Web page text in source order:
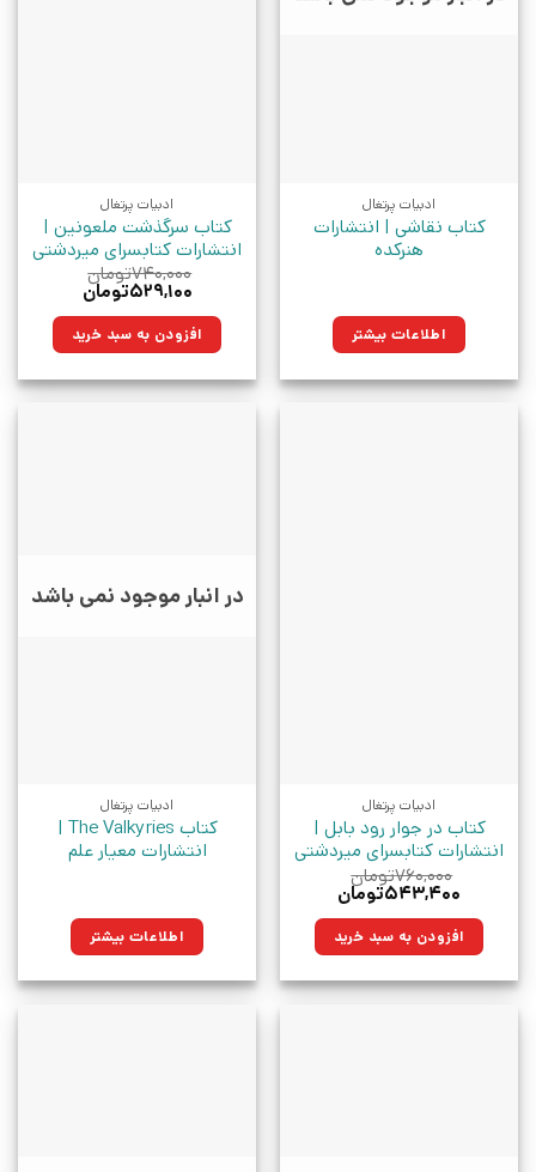
ادبیات پرتغال
کتاب نقاشی | انتشارات
هنرکده
اطلاعات بیشتر
ادبیات پرتغال
کتاب سرگذشت ملعونین |
انتشارات کتابسرای میردشتی
۷۴۰,۰۰۰تومان
قیمت
۷۴۰,۰۰۰تومان
بود.
۵۲۹,۱۰۰تومان
۵۲۹,۱۰۰تومان.افزودن به سبد خرید
ادبیات پرتغال
کتاب در جوار رود بابل |
انتشارات کتابسرای میردشتی
۷۶۰,۰۰۰تومان
قیمت
۷۶۰,۰۰۰تومان
بود.
۵۴۳,۴۰۰تومان
۵۴۳,۴۰۰تومان. افزودن به سبد خرید
در انبار موجود نمی باشد
ادبیات پرتغال
کتاب The Valkyries |
انتشارات معیار علم
اطلاعات بیشتر